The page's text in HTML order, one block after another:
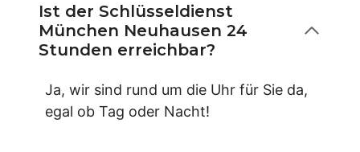
Ist der Schlüsseldienst
München Neuhausen 24
Stunden erreichbar?
Ja, wir sind rund um die Uhr für Sie da,
egal ob Tag oder Nacht!